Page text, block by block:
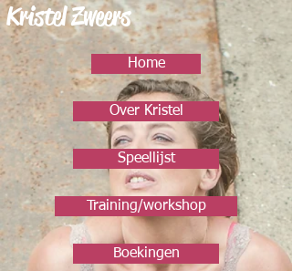
Kristel Zweers
Home
Over Kristel
Speellijst
Training/workshop
Boekingen